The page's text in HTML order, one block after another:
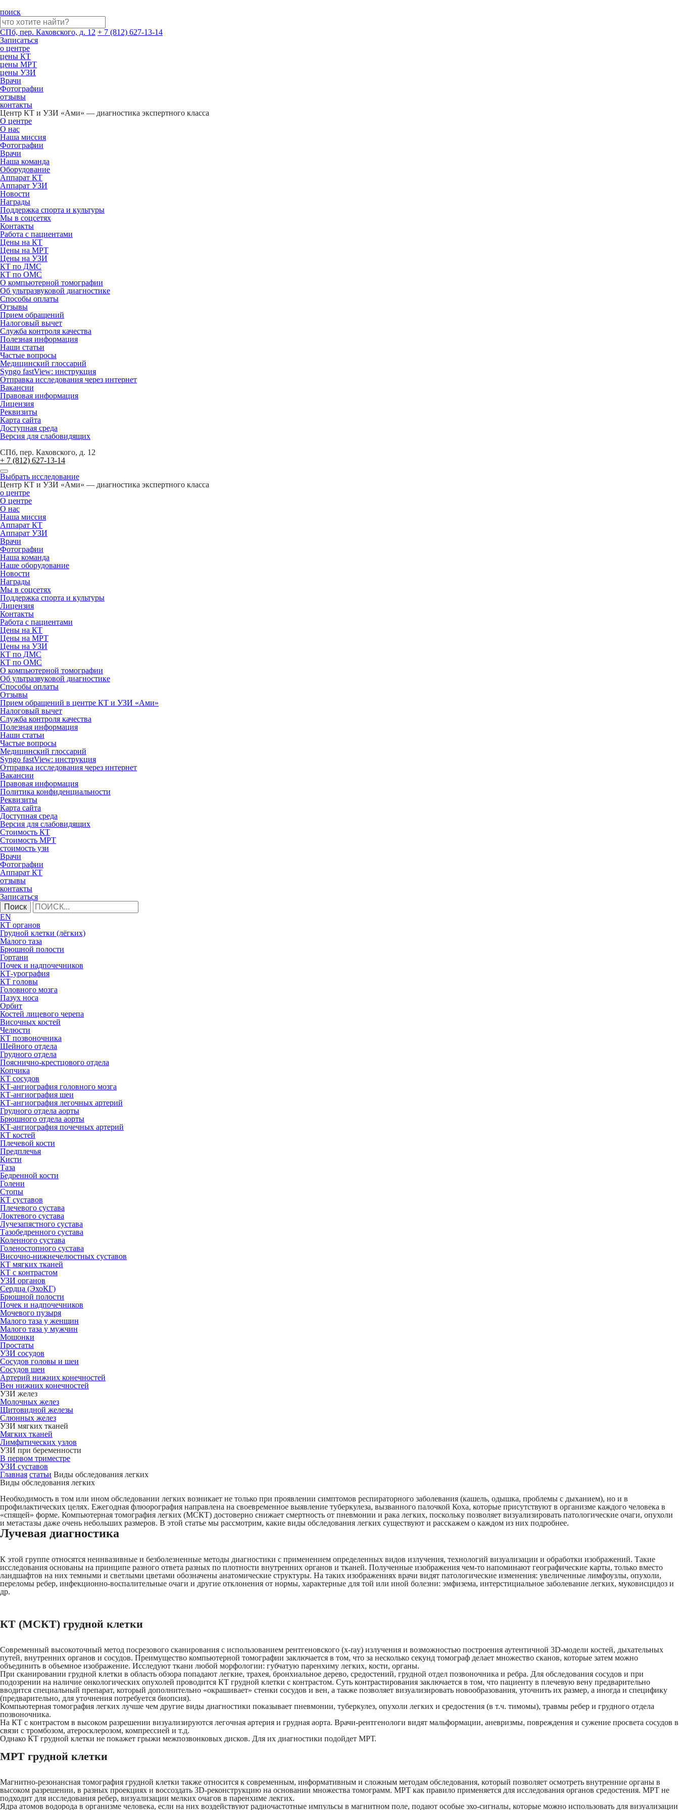
поиск
СПб, пер. Каховского, д. 12 + 7 (812) 627-13-14
Записаться
о центре
цены КТ
цены МРТ
цены УЗИ
Врачи
Фотографии
отзывы
контакты
Центр КТ и УЗИ «Ами» — диагностика экспертного класса
О центре
О нас
Наша миссия
Фотографии
Врачи
Наша команда
Оборудование
Аппарат КТ
Аппарат УЗИ
Новости
Награды
Поддержка спорта и культуры
Мы в соцсетях
Контакты
Работа с пациентами
Цены на КТ
Цены на МРТ
Цены на УЗИ
КТ по ДМС
КТ по ОМС
О компьютерной томографии
Об ультразвуковой диагностике
Способы оплаты
Отзывы
Прием обращений
Налоговый вычет
Служба контроля качества
Полезная информация
Наши статьи
Частые вопросы
Медицинский глоссарий
Syngo fastView: инструкция
Отправка исследования через интернет
Вакансии
Правовая информация
Лицензия
Реквизиты
Карта сайта
Доступная среда
Версия для слабовидящих
СПб, пер. Каховского, д. 12
+ 7 (812) 627-13-14
Выбрать исследование
Центр КТ и УЗИ «Ами» — диагностика экспертного класса
о центре
О центре
О нас
Наша миссия
Аппарат КТ
Аппарат УЗИ
Врачи
Фотографии
Наша команда
Наше оборудование
Новости
Награды
Мы в соцсетях
Поддержка спорта и культуры
Лицензия
Контакты
Работа с пациентами
Цены на КТ
Цены на МРТ
Цены на УЗИ
КТ по ДМС
КТ по ОМС
О компьютерной томографии
Об ультразвуковой диагностике
Способы оплаты
Отзывы
Прием обращений в центре КТ и УЗИ «Ами»
Налоговый вычет
Служба контроля качества
Полезная информация
Наши статьи
Частые вопросы
Медицинский глоссарий
Syngo fastView: инструкция
Отправка исследования через интернет
Вакансии
Правовая информация
Политика конфиденциальности
Реквизиты
Карта сайта
Доступная среда
Версия для слабовидящих
Стоимость КТ
Стоимость МРТ
стоимость узи
Врачи
Фотографии
Аппарат КТ
отзывы
контакты
Записаться
Поиск
EN
КТ органов
Грудной клетки (лёгких)
Малого таза
Брюшной полости
Гортани
Почек и надпочечников
КТ-урография
КТ головы
Головного мозга
Пазух носа
Орбит
Костей лицевого черепа
Височных костей
Челюсти
КТ позвоночника
Шейного отдела
Грудного отдела
Пояснично-крестцового отдела
Копчика
КТ сосудов
КТ-ангиография головного мозга
КТ-ангиография шеи
КТ-ангиография легочных артерий
Грудного отдела аорты
Брюшного отдела аорты
КТ-ангиография почечных артерий
КТ костей
Плечевой кости
Предплечья
Кисти
Таза
Бедренной кости
Голени
Стопы
КТ суставов
Плечевого сустава
Локтевого сустава
Лучезапястного сустава
Тазобедренного сустава
Коленного сустава
Голеностопного сустава
Височно-нижнечелюстных суставов
КТ мягких тканей
КТ с контрастом
УЗИ органов
Сердца (ЭхоКГ)
Брюшной полости
Почек и надпочечников
Мочевого пузыря
Малого таза у женщин
Малого таза у мужчин
Мошонки
Простаты
УЗИ сосудов
Сосудов головы и шеи
Сосудов шеи
Артерий нижних конечностей
Вен нижних конечностей
УЗИ желез
Молочных желез
Щитовидной железы
Слюнных желез
УЗИ мягких тканей
Мягких тканей
Лимфатических узлов
УЗИ при беременности
В первом триместре
УЗИ суставов
Главная статьи Виды обследования легких
Виды обследования легких
Необходимость в том или ином обследовании легких возникает не только при проявлении симптомов респираторного заболевания (кашель, одышка, проблемы с дыханием), но и в
профилактических целях. Ежегодная флюорография направлена на своевременное выявление туберкулеза, вызванного палочкой Коха, которые присутствуют в организме каждого человека в
«спящей» форме. Компьютерная томография легких (МСКТ) достоверно снижает смертность от пневмонии и рака легких, поскольку позволяет визуализировать патологические очаги, опухоли
и метастазы даже очень небольших размеров. В этой статье мы рассмотрим, какие виды обследования легких существуют и расскажем о каждом из них подробнее.
Лучевая диагностика
К этой группе относятся неинвазивные и безболезненные методы диагностики с применением определенных видов излучения, технологий визуализации и обработки изображений. Такие
исследования основаны на принципе разного ответа разных по плотности внутренних органов и тканей. Полученные изображения чем-то напоминают географические карты, только вместо
ландшафтов на них темными и светлыми цветами обозначены анатомические структуры. На таких изображениях врачи видят патологические изменения: увеличенные лимфоузлы, опухоли,
переломы ребер, инфекционно-воспалительные очаги и другие отклонения от нормы, характерные для той или иной болезни: эмфизема, интерстициальное заболевание легких, муковисцидоз и
др.
КТ (МСКТ) грудной клетки
Современный высокоточный метод посрезового сканирования с использованием рентгеновского (x-ray) излучения и возможностью построения аутентичной 3D-модели костей, дыхательных
путей, внутренних органов и сосудов. Преимущество компьютерной томографии заключается в том, что за несколько секунд томограф делает множество сканов, которые затем можно
объединить в объемное изображение. Исследуют ткани любой морфологии: губчатую паренхиму легких, кости, органы.
При сканировании грудной клетки в область обзора попадают легкие, трахея, бронхиальное дерево, средостений, грудной отдел позвоночника и ребра. Для обследования сосудов и при
подозрении на наличие онкологических опухолей проводится КТ грудной клетки с контрастом. Суть контрастирования заключается в том, что пациенту в плечевую вену предварительно
вводится специальный препарат, который дополнительно «окрашивает» стенки сосудов и вен, а также позволяет визуализировать новообразования, уточнить их размер, а иногда и специфику
(предварительно, для уточнения потребуется биопсия).
Компьютерная томография легких лучше чем другие виды диагностики показывает пневмонии, туберкулез, опухоли легких и средостения (в т.ч. тимомы), травмы ребер и грудного отдела
позвоночника.
На КТ с контрастом в высоком разрешении визуализируются легочная артерия и грудная аорта. Врачи-рентгенологи видят мальформации, аневризмы, повреждения и сужение просвета сосудов в
связи с тромбозом, атеросклерозом, компрессией и т.д.
Однако КТ грудной клетки не покажет грыжи межпозвонковых дисков. Для их диагностики подойдет МРТ.
МРТ грудной клетки
Магнитно-резонансная томография грудной клетки также относится к современным, информативным и сложным методам обследования, который позволяет осмотреть внутренние органы в
высоком разрешении, в разных проекциях и воссоздать 3D-реконструкцию на основании множества томограмм. МРТ как правило применяется для исследования органов средостения. МРТ не
подходит для исследования ребер, визуализации мелких очагов в паренхиме лекгих.
Ядра атомов водорода в организме человека, если на них воздействуют радиочастотные импульсы в магнитном поле, подают особые эхо-сигналы, которые можно использовать для визуализации